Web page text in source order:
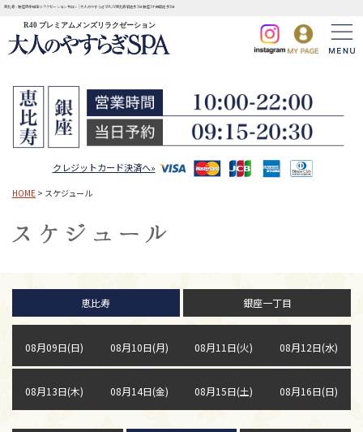
恵比寿・銀座完全個室リラクゼーションサロン | 大人のやすらぎSPA JR恵比寿駅徒歩3分 銀座1丁目駅徒歩3分
R40 プレミアムメンズリラクゼーション
クレジットカード決済へ»
HOME > スケジュール
恵比寿 銀座一丁目
08月09日(日) 08月10日(月) 08月11日(火) 08月12日(水)
08月13日(木) 08月14日(金) 08月15日(土) 08月16日(日)